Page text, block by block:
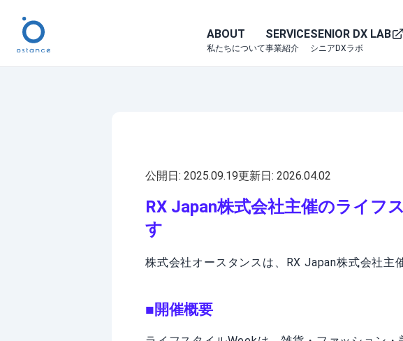
ABOUT
私たちについて
SERVICE
事業紹介
SENIOR DX LAB
シニアDXラボ
公開日: 2025.09.19更新日: 2026.04.02
RX Japan株式会社主催のライフ
す
株式会社オースタンスは、RX Japan株式会社主
■開催概要